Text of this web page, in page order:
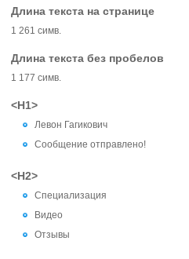
Длина текста на странице
1 261 симв.
Длина текста без пробелов
1 177 симв.
<H1>
Левон Гагикович
Сообщение отправлено!
<H2>
Специализация
Видео
Отзывы